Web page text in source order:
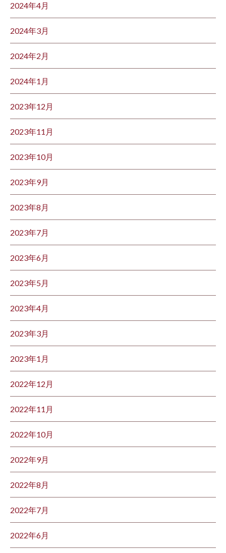
2024年4月
2024年3月
2024年2月
2024年1月
2023年12月
2023年11月
2023年10月
2023年9月
2023年8月
2023年7月
2023年6月
2023年5月
2023年4月
2023年3月
2023年1月
2022年12月
2022年11月
2022年10月
2022年9月
2022年8月
2022年7月
2022年6月